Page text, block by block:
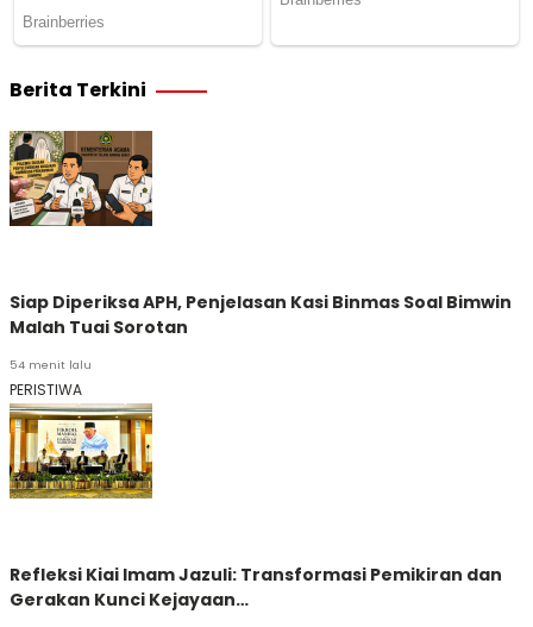
Berita Terkini
Siap Diperiksa APH, Penjelasan Kasi Binmas Soal Bimwin
Malah Tuai Sorotan
54 menit lalu
PERISTIWA
Refleksi Kiai Imam Jazuli: Transformasi Pemikiran dan
Gerakan Kunci Kejayaan…